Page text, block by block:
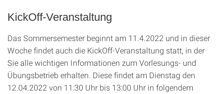
KickOff-Veranstaltung
Das Sommersemester beginnt am 11.4.2022 und in dieser
Woche findet auch die KickOff-Veranstaltung statt, in der
Sie alle wichtigen Informationen zum Vorlesungs- und
Übungsbetrieb erhalten. Diese findet am Dienstag den
12.04.2022 von 11:30 Uhr bis 13:00 Uhr in folgendem